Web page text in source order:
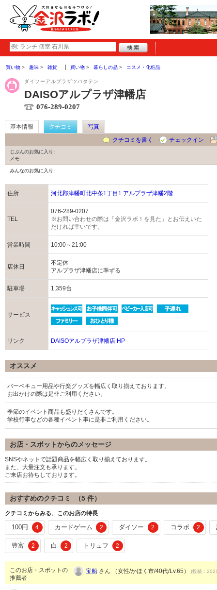
買い物 趣味 雑貨 買い物 暮らしの品 コスメ・化粧品
ダイソーアルプラザツバタテン
DAISOアルプラザ津幡店
076-289-0207
基本情報 クチコミ
写真
クチコミを書く
チェックイン
じぶんのお気に入り:
メモ:
みんなのお気に入り:
住所 河北郡津幡町北中条1丁目1 アルプラザ津幡2階
TEL
076-289-0207
※お問い合わせの際は「金沢ラボ！を見た」とお伝えいた
だければ幸いです。
営業時間 10:00～21:00
店休日
不定休
アルプラザ津幡店に準ずる
駐車場 1,359台
サービス
リンク DAISOアルプラザ津幡店 HP
オススメ
バーベキュー用品や行楽グッズを幅広く取り揃えております。
お出かけの際は是非ご利用ください。
季節のイベント商品も盛りだくさんです。
学校行事などの各種イベント事に是非ご利用ください。
お店・スポットからのメッセージ
SNSやネットで話題商品を幅広く取り揃えております。
また、大量注文も承ります。
ご来店お待ちしております。
おすすめのクチコミ （5 件）
クチコミからみる、このお店の特長
100円 4 カードゲーム 2 ダイソー 2 コラボ 2
豊富 2 白 2 トリュフ 2
このお店・スポットの
推薦者
宝船 さん （女性/かほく市/40代/Lv.65） (投稿：